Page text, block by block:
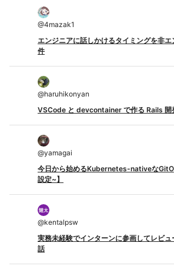
@4mazak1
エンジニアに話しかけるタイミングを非
件
@haruhikonyan
VSCode と devcontainer で作る Rails 開
@yamagai
今日から始めるKubernetes-nativeな
設定~】
@kentalpsw
実務未経験でインターンに参画してレビ
話